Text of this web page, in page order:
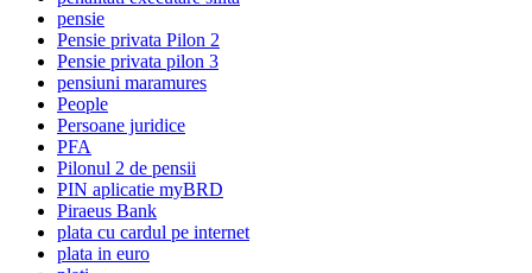
pensie
Pensie privata Pilon 2
Pensie privata pilon 3
pensiuni maramures
People
Persoane juridice
PFA
Pilonul 2 de pensii
PIN aplicatie myBRD
Piraeus Bank
plata cu cardul pe internet
plata in euro